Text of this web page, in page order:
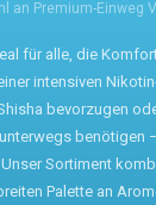
an Premium-Einweg
für alle, die
intensiven
bevorzugen
benötigen
Sortiment
Palette an